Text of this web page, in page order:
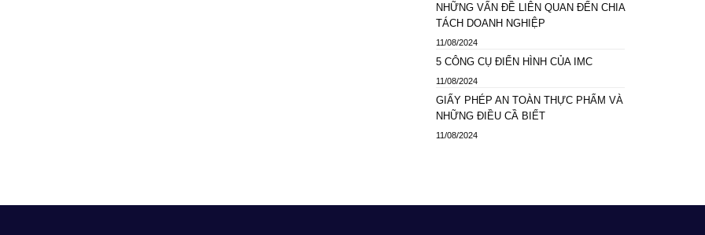
NHỮNG VẤN ĐỀ LIÊN QUAN ĐẾN CHIA
TÁCH DOANH NGHIỆP
11/08/2024
5 CÔNG CỤ ĐIỂN HÌNH CỦA IMC
11/08/2024
GIẤY PHÉP AN TOÀN THỰC PHẨM VÀ
NHỮNG ĐIỀU CẦ BIẾT
11/08/2024